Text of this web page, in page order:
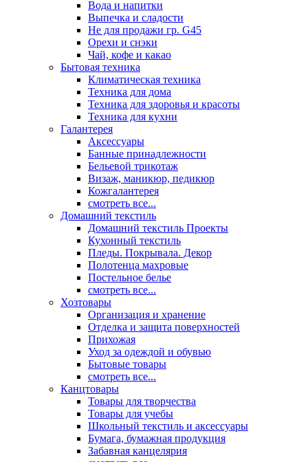
Вода и напитки
Выпечка и сладости
Не для продажи гр. G45
Орехи и снэки
Чай, кофе и какао
Бытовая техника
Климатическая техника
Техника для дома
Техника для здоровья и красоты
Техника для кухни
Галантерея
Аксессуары
Банные принадлежности
Бельевой трикотаж
Визаж, маникюр, педикюр
Кожгалантерея
смотреть все...
Домашний текстиль
Домашний текстиль Проекты
Кухонный текстиль
Пледы. Покрывала. Декор
Полотенца махровые
Постельное белье
смотреть все...
Хозтовары
Организация и хранение
Отделка и защита поверхностей
Прихожая
Уход за одеждой и обувью
Бытовые товары
смотреть все...
Канцтовары
Товары для творчества
Товары для учебы
Школьный текстиль и аксессуары
Бумага, бумажная продукция
Забавная канцелярия